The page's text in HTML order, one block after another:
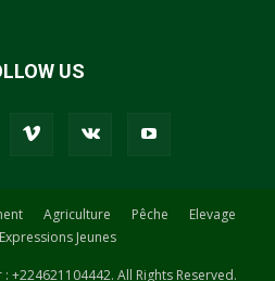
US
Agriculture Pêche
Elevage
Expressions Jeunes
+224621104442. All Rights Reserved.